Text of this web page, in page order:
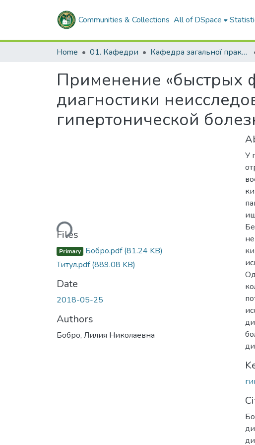
Communities & Collections All of DSpace
Home 01. Кафедри Кафедра загальної практики – сімейної медицини та внутрішніх хвороб
Применение «быстрых
диагностики
гипертонической
Loading...
Files
Primary Бобро.pdf(81.24 KB)
Титул.pdf(889.08 KB)
Date
2018-05-25
Authors
Бобро, Лилия Николаевна
У